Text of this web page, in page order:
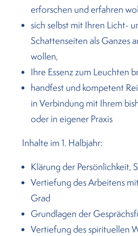
erforschen und erfahren
sich selbst mit Ihren Licht-
Schattenseiten als Ganzes
wollen,
Ihre Essenz zum Leuchten
handfest und kompetent
in Verbindung mit Ihrem
oder in eigener Praxis
Inhalte im 1. Halbjahr:
Klärung der Persönlichkeit,
Vertiefung des Arbeitens
Grad
Grundlagen der
Vertiefung des spirituellen